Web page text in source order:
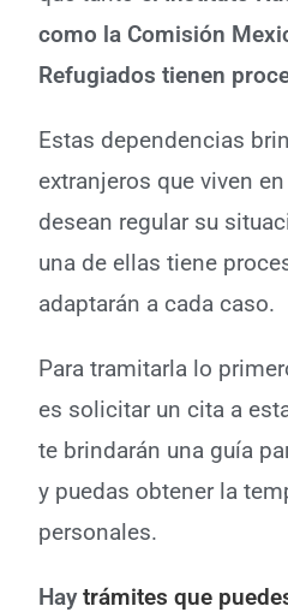
como la Comisión
Refugiados tienen
Estas dependencias
extranjeros que viven
desean regular su
una de ellas tiene
adaptarán a cada caso.
Para tramitarla lo
es solicitar un cita a
te brindarán una guía
y puedas obtener la
personales.
Haytrámites que